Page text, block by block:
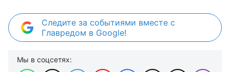
Следите за событиями вместе с
Главредом в Google!
Мы в соцсетях: